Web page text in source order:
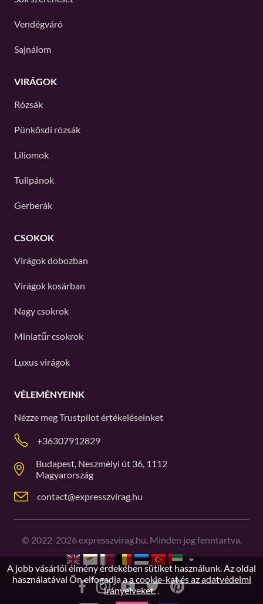
Vendégváró
Sajnálom
VIRÁGOK
Rózsák
Pünkösdi rózsák
Liliomok
Tulipánok
Gerberák
CSOKOK
Virágok dobozban
Virágok kosárban
Nagy csokrok
Miniatűr csokrok
Luxus virágok
VÉLEMÉNYEINK
Nézze megTrustpilotértékeléseinket
+36307912829
Budapest, Neszmélyi út 36, 1112
Magyarország
contact@expresszvirag.hu
© 2022-2026expresszvirag.hu. Minden jog fenntartva.
A jobb vásárlói élmény érdekében sütiket használunk. Az oldal
használatával Ön elfogadja aa cookie-kat és az adatvédelmi
irányelveket..